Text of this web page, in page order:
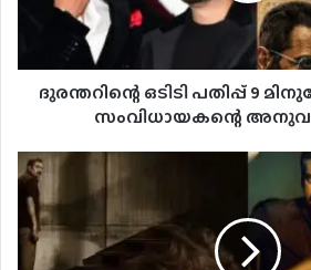
ദുരന്തറിന്റെ ഒടിടി പതിപ്പ് 9
സംവിധായകന്റെ